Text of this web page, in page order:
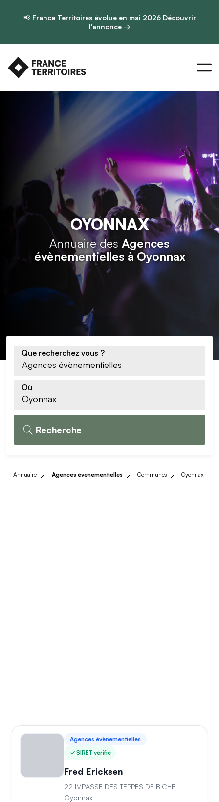
📢 France Territoires évolue en mai 2026 Découvrir
l'annonce →
OYONNAX
Annuaire des Agences
évènementielles à Oyonnax
Que recherchez vous ?
Où
Recherche
Annuaire Agences évènementielles Communes Oyonnax
Agences évènementielles
SIRET vérifié
Fred Ericksen
22 IMPASSE DES TEPPES DE BICHE
Oyonnax